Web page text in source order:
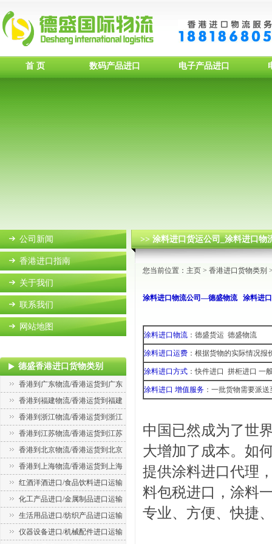
首 页 数码产品进口 电子产品进口
公司新闻
香港进口指南
关于我们
联系我们
网站地图
德盛香港进口货物类别
香港到广东物流/香港运货到广东
香港到福建物流/香港运货到福建
香港到浙江物流/香港运货到浙江
香港到江苏物流/香港运货到江苏
香港到北京物流/香港运货到北京
香港到上海物流/香港运货到上海
红酒洋酒进口/食品饮料进口运输
化工产品进口/金属制品进口运输
生活用品进口/纺织产品进口运输
仪器设备进口/机械配件进口运输
>> 涂料进口货运公司_涂料进口物
您当前位置： 主页 > 香港进口货物类别
涂料进口物流公司—德盛物流 涂料进
涂料进口物流 ：德盛货运 德盛物流
涂料进口运费 ：根据货物的实际情况报
涂料进口方式 ：快件进口 拼柜进口 一
涂料进口 增值服务 ：一批货物需要派
中国已然成为了世
大增加了成本。如
提供涂料进口代理
料包税进口，涂料
专业、方便、快捷